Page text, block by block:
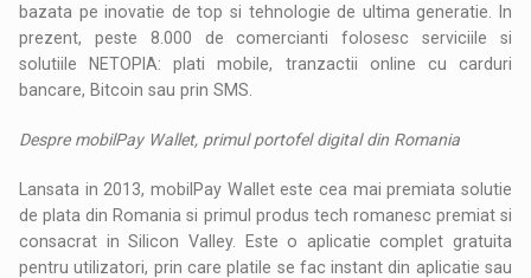
bazata pe inovatie de top si tehnologie de ultima generatie. In
prezent, peste 8.000 de comercianti folosesc serviciile si
solutiile NETOPIA: plati mobile, tranzactii online cu carduri
bancare, Bitcoin sau prin SMS.
Despre mobilPay Wallet, primul portofel digital din Romania
Lansata in 2013, mobilPay Wallet este cea mai premiata solutie
de plata din Romania si primul produs tech romanesc premiat si
consacrat in Silicon Valley. Este o aplicatie complet gratuita
pentru utilizatori, prin care platile se fac instant din aplicatie sau